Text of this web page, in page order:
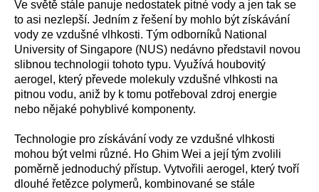
Ve světě stále panuje nedostatek pitné vody a jen tak se
to asi nezlepší. Jedním z řešení by mohlo být získávání
vody ze vzdušné vlhkosti. Tým odborníků National
University of Singapore (NUS) nedávno představil novou
slibnou technologii tohoto typu. Využívá houbovitý
aerogel, který převede molekuly vzdušné vlhkosti na
pitnou vodu, aniž by k tomu potřeboval zdroj energie
nebo nějaké pohyblivé komponenty.
Technologie pro získávání vody ze vzdušné vlhkosti
mohou být velmi různé. Ho Ghim Wei a její tým zvolili
poměrně jednoduchý přístup. Vytvořili aerogel, který tvoří
dlouhé řetězce polymerů, kombinované se stále